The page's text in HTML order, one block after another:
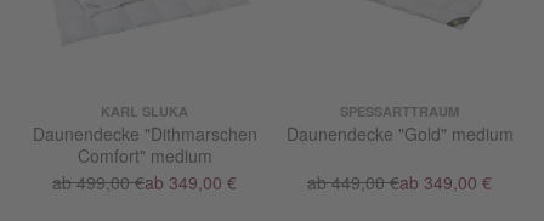
KARL SLUKA
Daunendecke "Dithmarschen
Comfort" medium
ab 499,00 €ab 349,00 €
SPESSARTTRAUM
Daunendecke "Gold" medium
ab 449,00 €ab 349,00 €